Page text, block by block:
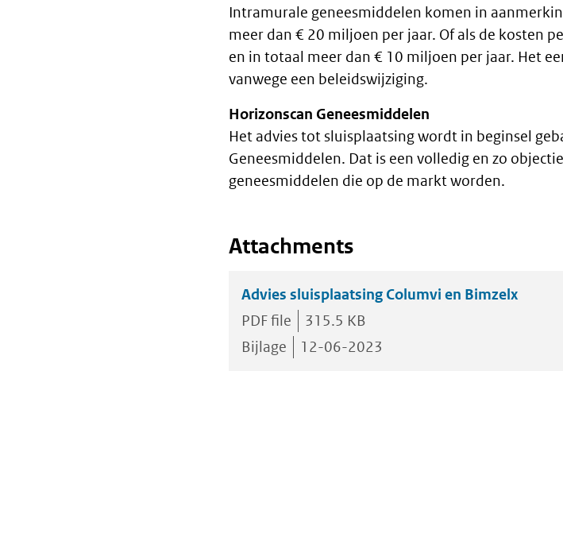
Intramurale geneesmiddelen komen in
meer dan € 20 miljoen per jaar. Of als de kosten
en in totaal meer dan € 10 miljoen per jaar. Het
vanwege een beleidswijziging.
Horizonscan Geneesmiddelen
Het advies tot sluisplaatsing wordt in beginsel
Geneesmiddelen. Dat is een volledig en zo
geneesmiddelen die op de markt worden.
Attachments
Advies sluisplaatsing Columvi en Bimzelx
PDF file
315.5 KB
Bijlage
12-06-2023